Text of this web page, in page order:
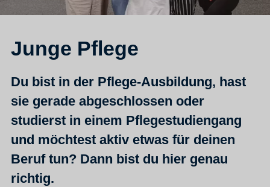
Junge Pflege
Du bist in der Pflege-Ausbildung, hast
sie gerade abgeschlossen oder
studierst in einem Pflegestudiengang
und möchtest aktiv etwas für deinen
Beruf tun? Dann bist du hier genau
richtig.